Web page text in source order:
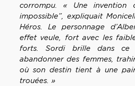
corrompu. « Une invention
impossible”, expliquait
Héros. Le personnage
effet veule, fort avec les
forts. Sordi brille dans
abandonner des femmes,
où son destin tient à une
trouées. »